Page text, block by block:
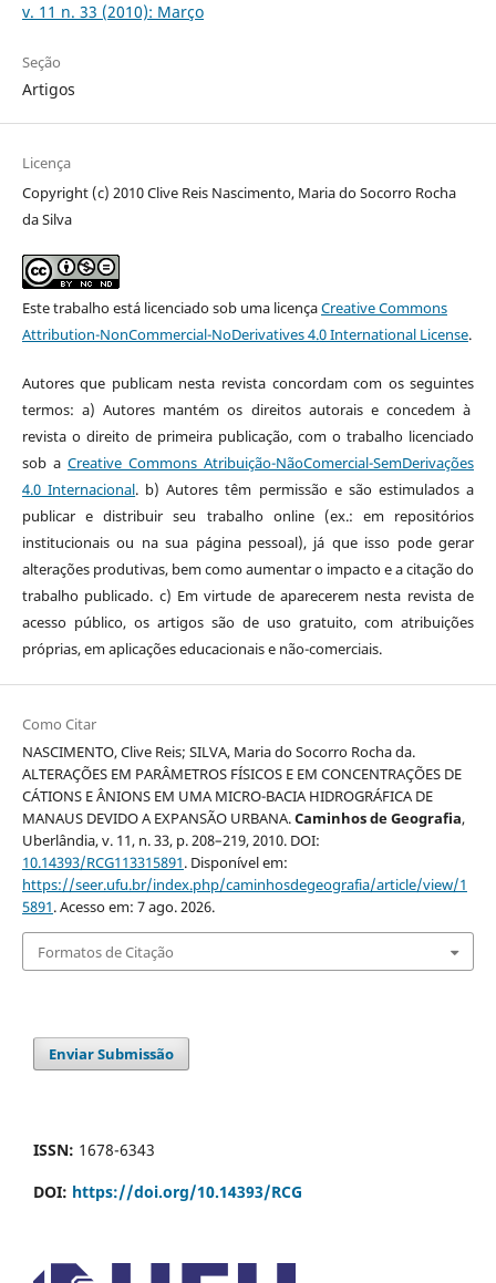
v. 11 n. 33 (2010): Março
Seção
Artigos
Licença
Copyright (c) 2010 Clive Reis Nascimento, Maria do Socorro Rocha
da Silva
Este trabalho está licenciado sob uma licençaCreative Commons
Attribution-NonCommercial-NoDerivatives 4.0 International License.
Autores que publicam nesta revista concordam com os seguintes
termos: a) Autores mantém os direitos autorais e concedem à
revista o direito de primeira publicação, com o trabalho licenciado
sob a Creative Commons Atribuição-NãoComercial-SemDerivações
4.0 Internacional. b) Autores têm permissão e são estimulados a
publicar e distribuir seu trabalho online (ex.: em repositórios
institucionais ou na sua página pessoal), já que isso pode gerar
alterações produtivas, bem como aumentar o impacto e a citação do
trabalho publicado. c) Em virtude de aparecerem nesta revista de
acesso público, os artigos são de uso gratuito, com atribuições
próprias, em aplicações educacionais e não-comerciais.
Como Citar
NASCIMENTO, Clive Reis; SILVA, Maria do Socorro Rocha da.
ALTERAÇÕES EM PARÂMETROS FÍSICOS E EM CONCENTRAÇÕES DE
CÁTIONS E ÂNIONS EM UMA MICRO-BACIA HIDROGRÁFICA DE
MANAUS DEVIDO A EXPANSÃO URBANA.Caminhos de Geografia,
Uberlândia, v. 11, n. 33, p. 208–219, 2010. DOI:
10.14393/RCG113315891. Disponível em:
https://seer.ufu.br/index.php/caminhosdegeografia/article/view/1
5891. Acesso em: 7 ago. 2026.
Formatos de Citação
Enviar Submissão
ISSN: 1678-6343
DOI: https://doi.org/10.14393/RCG